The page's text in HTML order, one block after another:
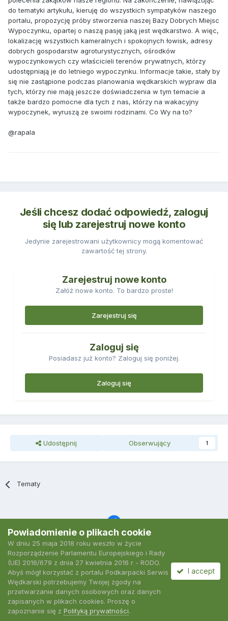
do tematyki artykułu, kieruję do wszystkich sympatyków naszego
portalu, propozycję próby stworzenia naszej Bazy Dobrych Miejsc
Wypoczynku, opartej o naszą pasję jaką jest wędkarstwo. A więc,
lokalizację wszystkich kameralnych i spokojnych łowisk, adresy
dobrych gospodarstw agroturystycznych, ośrodków
wypoczynkowych czy właścicieli terenów prywatnych, którzy
udostępniają je do letniego wypoczynku. Informacje takie, stały by
się nie zastąpione podczas planowania wędkarskich wypraw dla
tych, którzy nie mają jeszcze doświadczenia w tym temacie a
także bardzo pomocne dla tych z nas, którzy na wakacyjny
wypoczynek, wyruszą ze swoimi rodzinami. Co Wy na to?
@rapala
Jeśli chcesz dodać odpowiedź, zaloguj
się lub zarejestruj nowe konto
Jedynie zarejestrowani użytkownicy mogą komentować
zawartość tej strony.
Zarejestruj nowe konto
Załóż nowe konto. To bardzo proste!
Zarejestruj się
Zaloguj się
Posiadasz już konto? Zaloguj się poniżej.
Zaloguj się
Udostępnij Obserwujący 1
Tematy
Język Polityka prywatności Kontakt
2007-2026 Podkarpacki Serwis Wędkarski
Powiadomienie o plikach cookie
W dniu 25 maja 2018 roku weszło w życie
Rozporządzenie Parlamentu Europejskiego i Rady
(UE) 2016/679 z dnia 27 kwietnia 2016 r - RODO.
Abyś mógł korzystać z portalu Podkarpacki Serwis
Wędkarski potrzebujemy Twojej zgody na
przetwarzanie danych osobowych oraz danych
zapisanych w plikach cookies. Proszę o
zapoznanie się z Polityką prywatności.
I accept